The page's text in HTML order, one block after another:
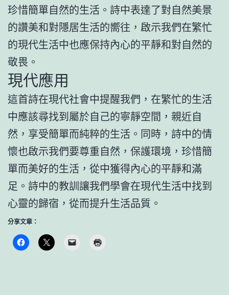
珍惜簡單自然的生活。詩中表達了對自然美景
的讚美和對隱居生活的嚮往，啟示我們在繁忙
的現代生活中也應保持內心的平靜和對自然的
敬畏。
現代應用
這首詩在現代社會中提醒我們，在繁忙的生活
中應該尋找到屬於自己的寧靜空間，親近自
然，享受簡單而純粹的生活。同時，詩中的情
懷也啟示我們要尊重自然，保護環境，珍惜簡
單而美好的生活，從中獲得內心的平靜和滿
足。詩中的教訓讓我們學會在現代生活中找到
心靈的歸宿，從而提升生活品質。
分享文章：